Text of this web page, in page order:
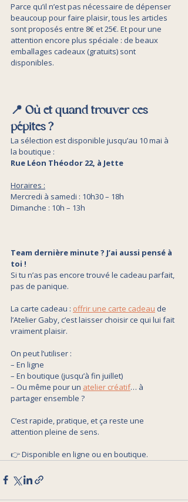
Parce qu’il n’est pas nécessaire de dépenser
beaucoup pour faire plaisir, tous les articles
sont proposés entre 8€ et 25€. Et pour une
attention encore plus spéciale : de beaux
emballages cadeaux (gratuits) sont
disponibles.
📍 Où et quand trouver ces
pépites ?
La sélection est disponible jusqu’au 10 mai à
la boutique :
Rue Léon Théodor 22, à Jette
Horaires :
Mercredi à samedi : 10h30 – 18h
Dimanche : 10h – 13h
Team dernière minute ? J’ai aussi pensé à
toi !
Si tu n’as pas encore trouvé le cadeau parfait,
pas de panique.
La carte cadeau : offrir une carte cadeau de
l’Atelier Gaby, c’est laisser choisir ce qui lui fait
vraiment plaisir.
On peut l’utiliser :
– En ligne
– En boutique (jusqu’à fin juillet)
– Ou même pour un atelier créatif… à
partager ensemble ?
C’est rapide, pratique, et ça reste une
attention pleine de sens.
👉 Disponible en ligne ou en boutique.